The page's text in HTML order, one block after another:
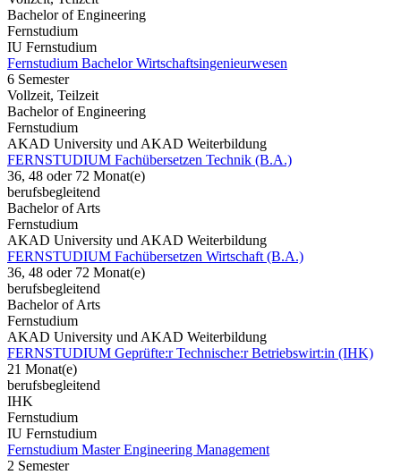
Bachelor of Engineering
Fernstudium
IU Fernstudium
Fernstudium Bachelor Wirtschaftsingenieurwesen
6 Semester
Vollzeit, Teilzeit
Bachelor of Engineering
Fernstudium
AKAD University und AKAD Weiterbildung
FERNSTUDIUM Fachübersetzen Technik (B.A.)
36, 48 oder 72 Monat(e)
berufsbegleitend
Bachelor of Arts
Fernstudium
AKAD University und AKAD Weiterbildung
FERNSTUDIUM Fachübersetzen Wirtschaft (B.A.)
36, 48 oder 72 Monat(e)
berufsbegleitend
Bachelor of Arts
Fernstudium
AKAD University und AKAD Weiterbildung
FERNSTUDIUM Geprüfte:r Technische:r Betriebswirt:in (IHK)
21 Monat(e)
berufsbegleitend
IHK
Fernstudium
IU Fernstudium
Fernstudium Master Engineering Management
2 Semester